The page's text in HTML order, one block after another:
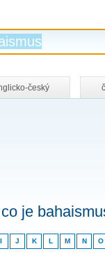
český
je
I J K L M N O